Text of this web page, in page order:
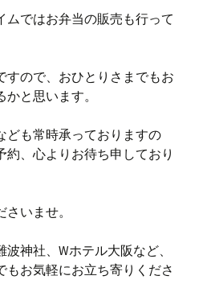
ムではお弁当の販売も行って
すので、おひとりさまでもお
と思います。
ども常時承っておりますの
約、心よりお待ち申しており
いませ。
神社、Wホテル大阪など、
もお気軽にお立ち寄りくださ